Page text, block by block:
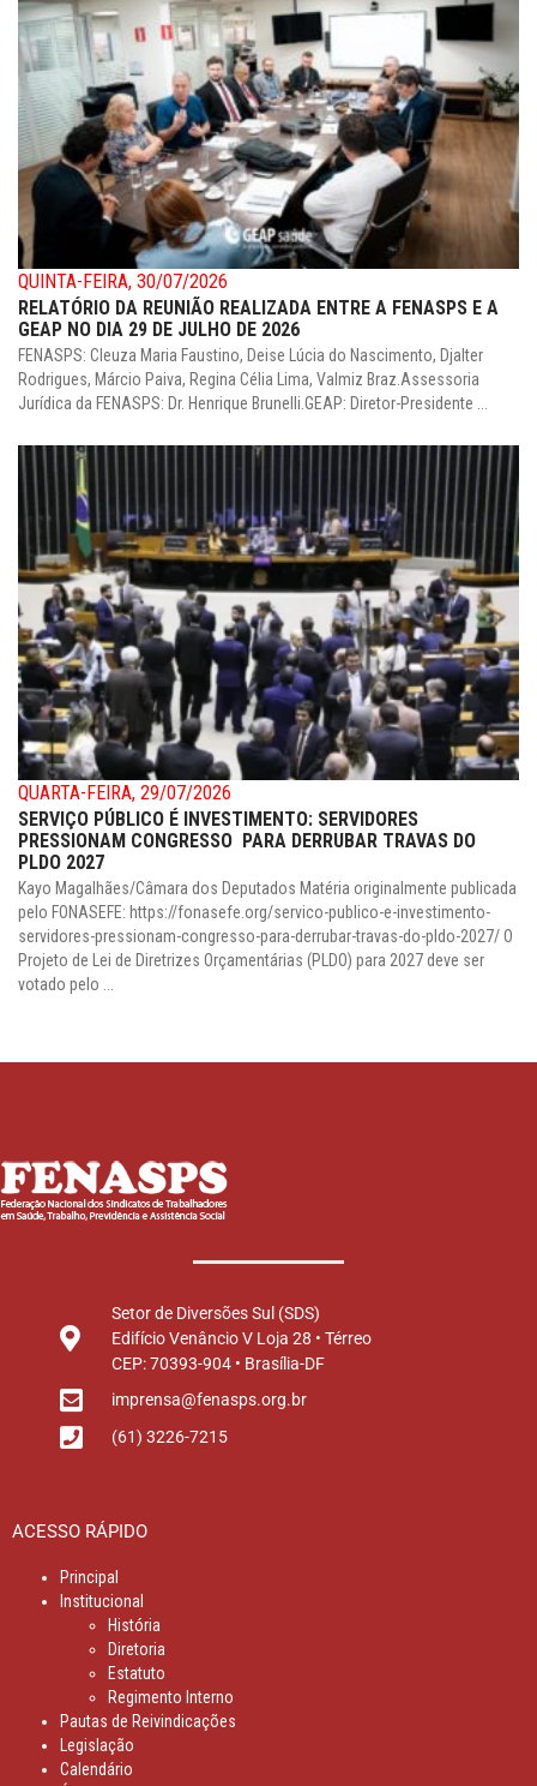
QUINTA-FEIRA, 30/07/2026
RELATÓRIO DA REUNIÃO REALIZADA ENTRE A FENASPS E A
GEAP NO DIA 29 DE JULHO DE 2026
FENASPS: Cleuza Maria Faustino, Deise Lúcia do Nascimento, Djalter
Rodrigues, Márcio Paiva, Regina Célia Lima, Valmiz Braz.Assessoria
Jurídica da FENASPS: Dr. Henrique Brunelli.GEAP: Diretor-Presidente ...
QUARTA-FEIRA, 29/07/2026
SERVIÇO PÚBLICO É INVESTIMENTO: SERVIDORES
PRESSIONAM CONGRESSO PARA DERRUBAR TRAVAS DO
PLDO 2027
Kayo Magalhães/Câmara dos Deputados Matéria originalmente publicada
pelo FONASEFE: https://fonasefe.org/servico-publico-e-investimento-
servidores-pressionam-congresso-para-derrubar-travas-do-pldo-2027/ O
Projeto de Lei de Diretrizes Orçamentárias (PLDO) para 2027 deve ser
votado pelo ...
Setor de Diversões Sul (SDS)
Edifício Venâncio V Loja 28 • Térreo
CEP: 70393-904 • Brasília-DF
imprensa@fenasps.org.br
(61) 3226-7215
ACESSO RÁPIDO
Principal
Institucional
História
Diretoria
Estatuto
Regimento Interno
Pautas de Reivindicações
Legislação
Calendário